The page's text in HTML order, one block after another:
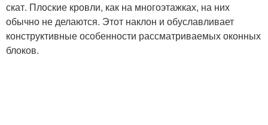
скат. Плоские кровли, как на многоэтажках, на них
обычно не делаются. Этот наклон и обуславливает
конструктивные особенности рассматриваемых оконных
блоков.